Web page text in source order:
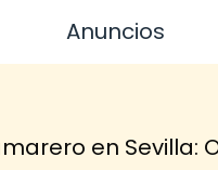
Anuncios
en Sevilla: